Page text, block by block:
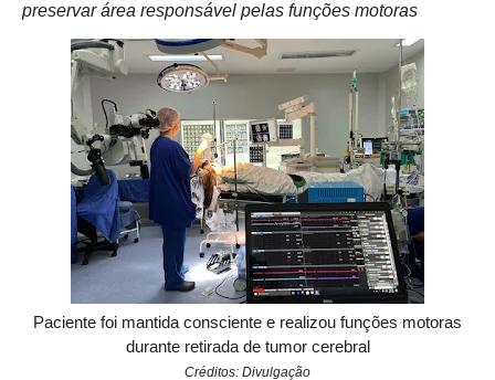
preservar área responsável pelas funções motoras
Paciente foi mantida consciente e realizou funções motoras
durante retirada de tumor cerebral
Créditos: Divulgação